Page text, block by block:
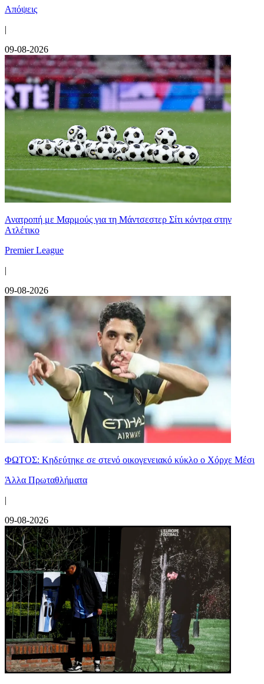
Απόψεις
|
09-08-2026
Ανατροπή με Μαρμούς για τη Μάντσεστερ Σίτι κόντρα στην
Ατλέτικο
Premier League
|
09-08-2026
ΦΩΤΟΣ: Κηδεύτηκε σε στενό οικογενειακό κύκλο ο Χόρχε Μέσι
Άλλα Πρωταθλήματα
|
09-08-2026